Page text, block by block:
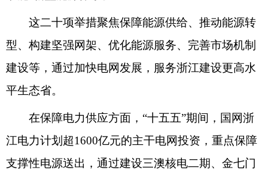
这二十项举措聚焦保障能源供给、推动能源转
型、构建坚强网架、优化能源服务、完善市场机制
建设等，通过加快电网发展，服务浙江建设更高水
平生态省。
在保障电力供应方面，“十五五”期间，国网浙
江电力计划超1600亿元的主干电网投资，重点保障
支撑性电源送出，通过建设三澳核电二期、金七门